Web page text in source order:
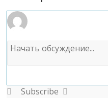
Subscribe